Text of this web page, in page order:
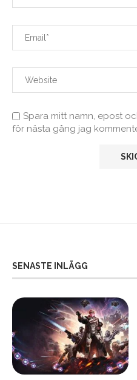
Spara mitt namn, epost
för nästa gång jag
SENASTE INLÄGG